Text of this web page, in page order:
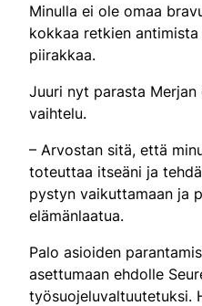
Minulla ei ole omaa
kokkaa retkien
piirakkaa.
Juuri nyt parasta Merjan
vaihtelu.
– Arvostan sitä, että
toteuttaa itseäni ja
pystyn vaikuttamaan ja
elämänlaatua.
Palo asioiden
asettumaan ehdolle
työsuojeluvaltuutetuksi.